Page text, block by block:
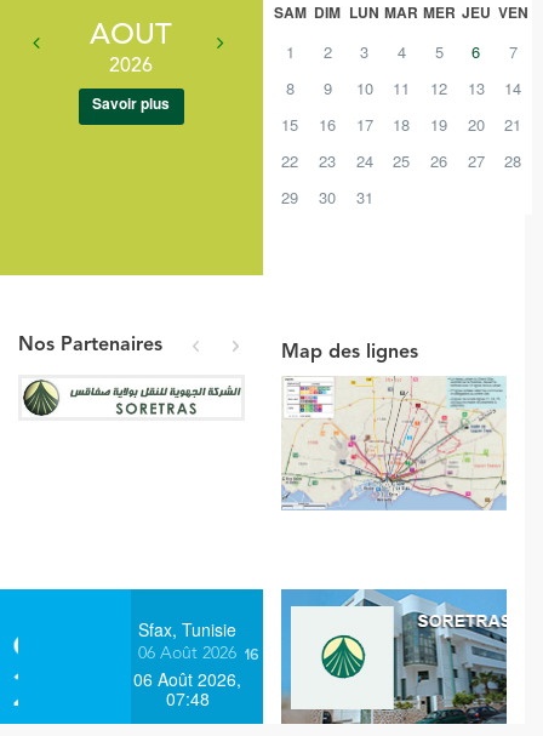
AOUT
2026
Savoir plus
SAM DIM LUN MAR MER JEU VEN
1 2 3 4 5 6
7
8
9 10 11 12 13
14
15
16 17 18 19 20
21
22
23 24 25 26 27
28
29
30 31
Nos Partenaires prevnext Map des lignes
Sfax, Tunisie
06 Août 2026
06 Août 2026,
07:48